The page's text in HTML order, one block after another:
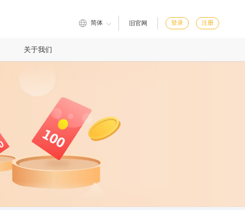
简体 旧官网 登录 注册
关于我们